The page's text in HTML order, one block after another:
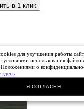
в 1 клик
для улучшения работы
условиями использования
о
Я СОГЛАСЕН